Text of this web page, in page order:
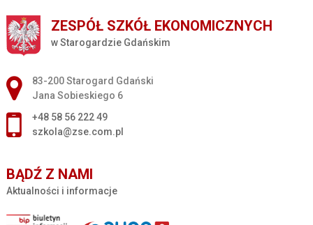
ZESPÓŁ SZKÓŁ EKONOMICZNYCH
w Starogardzie Gdańskim
Adres pocztowy:
83-200 Starogard Gdański
Jana Sobieskiego 6
+48 58 56 222 49
szkola@zse.com.pl
BĄDŹ Z NAMI
Aktualności i informacje